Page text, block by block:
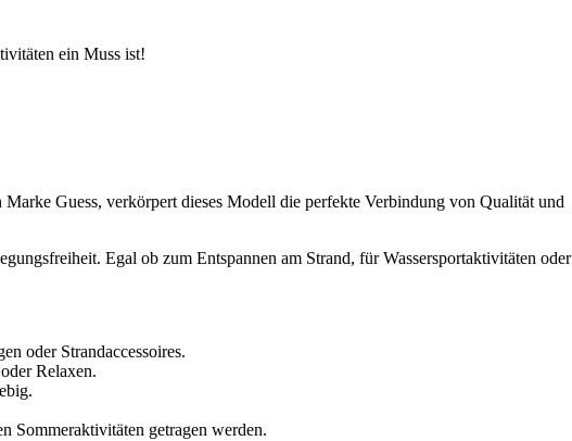
ein Muss ist!
Guess, verkörpert dieses Modell die perfekte Verbindung von Qualität und
Egal ob zum Entspannen am Strand, für Wassersportaktivitäten oder
oder Strandaccessoires.
Relaxen.
Sommeraktivitäten getragen werden.